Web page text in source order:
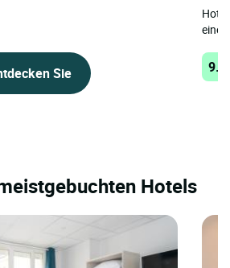
Sie
Hotels